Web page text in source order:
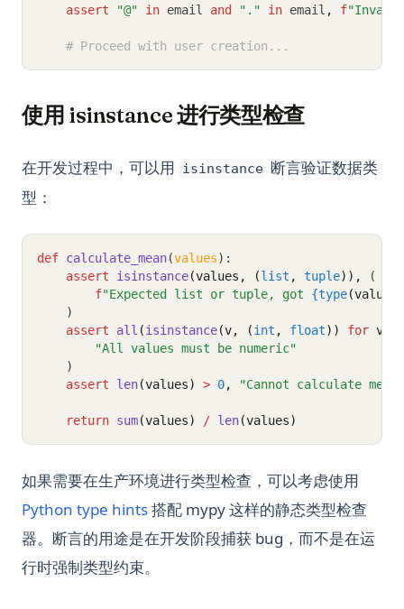
assert
"@" in email and "." in email , f
# Proceed with user creation...
使用 isinstance 进行类型检查
在开发过程中，可以用 isinstance 断言验证数据类
型：
def calculate_mean(values):
assert
isinstance(values, (list , tuple)),
(
f"Expected list or tuple, got {type
    )
assert
all (isinstance(v, (int , float)) for v
"All values must be numeric"
    )
assert
len(values) > 0, "Cannot calculate
return sum(values) / len(values)
如果需要在生产环境进行类型检查，可以考虑使用
Python type hints搭配 mypy 这样的静态类型检查
器。断言的用途是在开发阶段捕获 bug，而不是在运
行时强制类型约束。